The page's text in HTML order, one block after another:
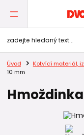
Úvod Kotvící materiál,
10 mm